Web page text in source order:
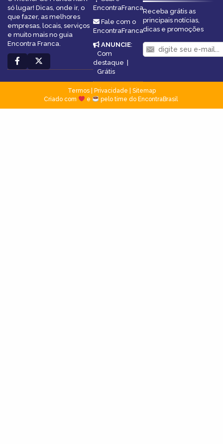
só lugar! Dicas, onde ir, o
que fazer, as melhores
empresas, locais, serviços
e muito mais no guia
Encontra Franca.
EncontraFranca
Fale com o
EncontraFranca
ANUNCIE:
Com
destaque
Grátis
Receba grátis as
principais notícias,
dicas e promoções
Termos| Privacidade
Sitemap
Criado com
e pelo time do EncontraBrasil